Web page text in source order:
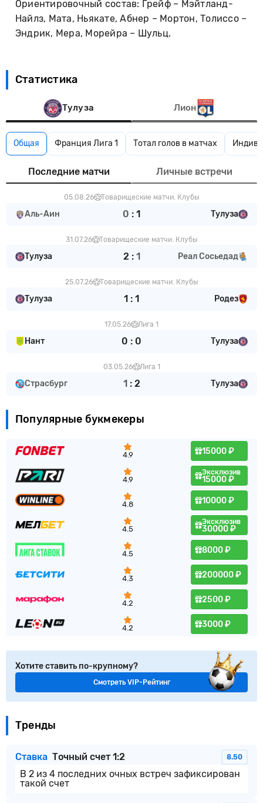
Ориентировочный состав: Грейф – Мэйтланд-
Найлз, Мата, Ньякате, Абнер – Мортон, Толиссо –
Эндрик, Мера, Морейра – Шульц.
Статистика
Тулуза Лион
Общая Франция Лига 1 Тотал голов в матчах
Последние матчи Личные встречи
05.08.26 Товарищеские матчи. Клубы
Аль-Аин 0 : 1 Тулуза
31.07.26 Товарищеские матчи. Клубы
Тулуза 2 : 1 Реал Сосьедад
25.07.26 Товарищеские матчи. Клубы
Тулуза 1 : 1 Родез
17.05.26 Лига 1
Нант 0 : 0 Тулуза
03.05.26 Лига 1
Страсбург 1: 2 Тулуза
Популярные букмекеры
4.9 15000 ₽
4.9
Эксклюзив
15000 ₽
4.8 10000 ₽
4.5
Эксклюзив
30000 ₽
4.5 8000 ₽
4.3 200000 ₽
4.2 2500 ₽
4.2 3000 ₽
Хотите ставить по-крупному?
Смотреть VIP-Рейтинг
Тренды
Ставка Точный счет 1:2 8.50
В 2 из 4 последних очных встреч зафиксирован
такой счет